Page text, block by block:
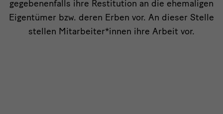
gegebenenfalls ihre Restitution an die ehemaligen
Eigentümer bzw. deren Erben vor. An dieser Stelle
stellen Mitarbeiter*innen ihre Arbeit vor.